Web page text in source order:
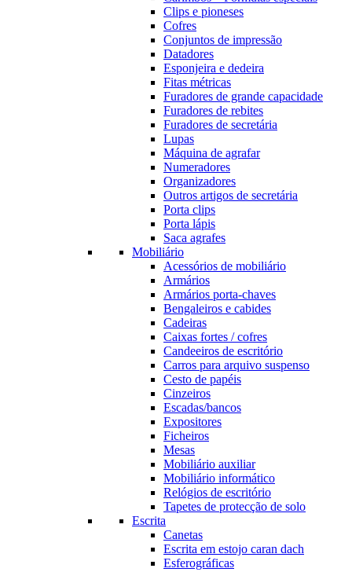
Clips e pioneses
Cofres
Conjuntos de impressão
Datadores
Esponjeira e dedeira
Fitas métricas
Furadores de grande capacidade
Furadores de rebites
Furadores de secretária
Lupas
Máquina de agrafar
Numeradores
Organizadores
Outros artigos de secretária
Porta clips
Porta lápis
Saca agrafes
Mobiliário
Acessórios de mobiliário
Armários
Armários porta-chaves
Bengaleiros e cabides
Cadeiras
Caixas fortes / cofres
Candeeiros de escritório
Carros para arquivo suspenso
Cesto de papéis
Cinzeiros
Escadas/bancos
Expositores
Ficheiros
Mesas
Mobiliário auxiliar
Mobiliário informático
Relógios de escritório
Tapetes de protecção de solo
Escrita
Canetas
Escrita em estojo caran dach
Esferográficas